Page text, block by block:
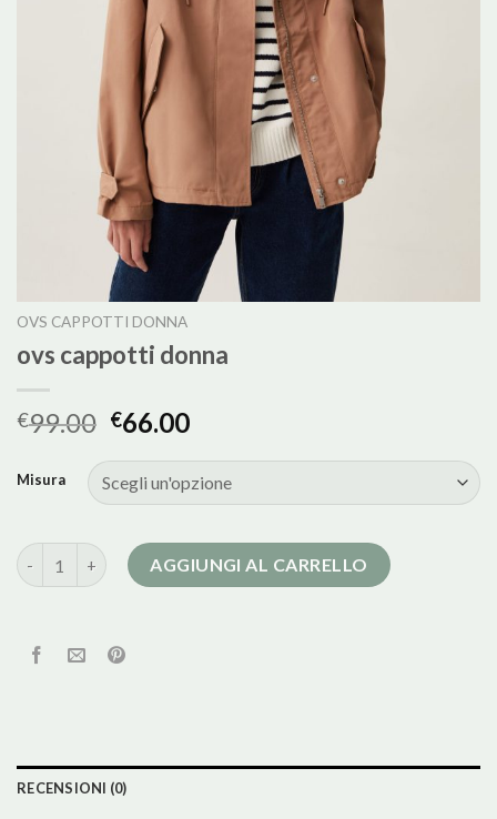
OVS CAPPOTTI DONNA
ovs cappotti donna
€99.00 €66.00
Misura
ovs cappotti donna quantitàAGGIUNGI AL CARRELLO
RECENSIONI (0)